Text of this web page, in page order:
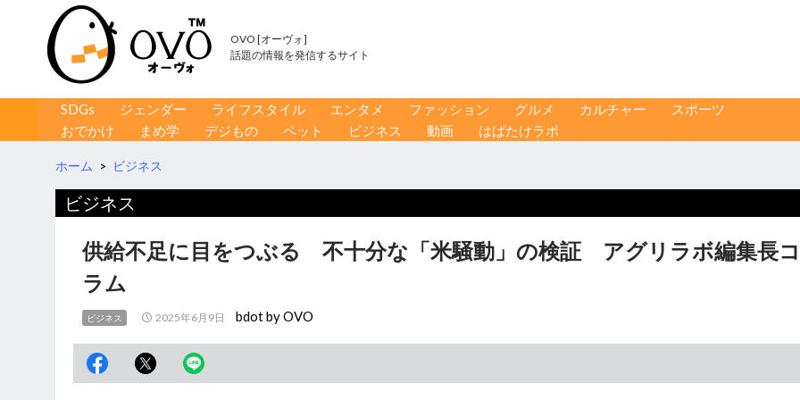
OVO [オーヴォ]
話題の情報を発信するサイト
コンテンツへ移動
SDGs ジェンダー ライフスタイル エンタメ ファッション グルメ カルチャー
スポーツ
おでかけ
まめ学 デジもの ペット ビジネス 動画 はばたけラボ
ホーム > ビジネス
ビジネス
供給不足に目をつぶる 不十分な「米騒動」の検証 アグリラボ編集長コ
ラム
ビジネス 2025年6月9日 bdot by OVO